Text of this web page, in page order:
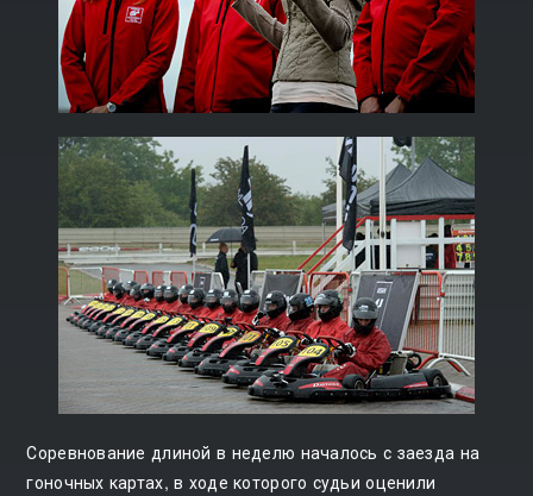
Соревнование длиной в неделю началось с заезда на
гоночных картах, в ходе которого судьи оценили